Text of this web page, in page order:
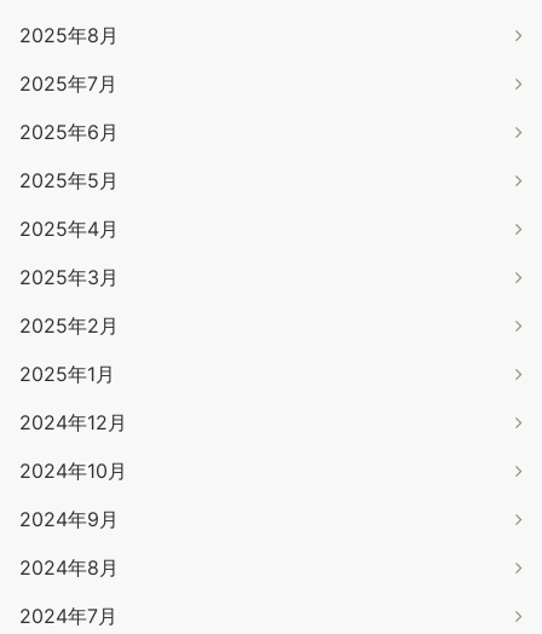
2025年8月
2025年7月
2025年6月
2025年5月
2025年4月
2025年3月
2025年2月
2025年1月
2024年12月
2024年10月
2024年9月
2024年8月
2024年7月